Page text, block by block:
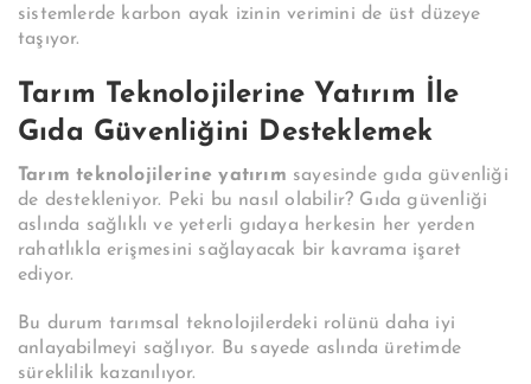
sistemlerde karbon ayak izinin verimini de üst düzeye
taşıyor.
Tarım Teknolojilerine Yatırım İle
Gıda Güvenliğini Desteklemek
Tarım teknolojilerine yatırım sayesinde gıda güvenliği
de destekleniyor. Peki bu nasıl olabilir? Gıda güvenliği
aslında sağlıklı ve yeterli gıdaya herkesin her yerden
rahatlıkla erişmesini sağlayacak bir kavrama işaret
ediyor.
Bu durum tarımsal teknolojilerdeki rolünü daha iyi
anlayabilmeyi sağlıyor. Bu sayede aslında üretimde
süreklilik kazanılıyor.